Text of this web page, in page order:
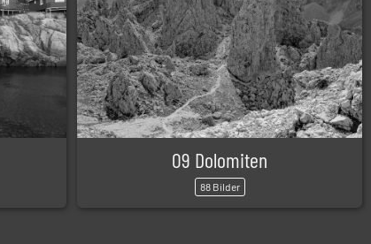
09 Dolomiten
88 Bilder